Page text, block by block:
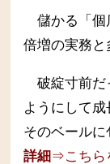
儲かる「
倍増の実務と
破綻寸前
ようにして
そのベールに
詳細 ⇒こちら